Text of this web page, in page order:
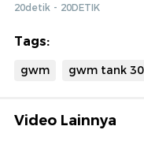
Menariknya, mobil
mesin hybrid dan
lengkapnya? Simak
20detik - 20DETIK
Tags:
gwm gwm tank
Video Lainnya